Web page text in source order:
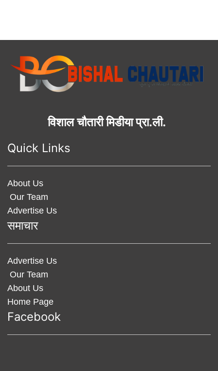
विशाल चौतारी मिडीया प्रा.ली.
Quick Links
About Us
Our Team
Advertise Us
समाचार
Advertise Us
Our Team
About Us
Home Page
Facebook